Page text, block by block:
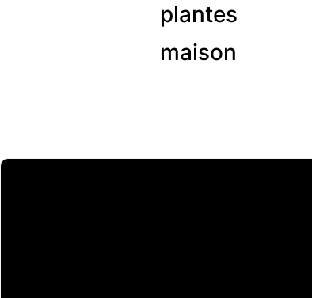
plantes
maison